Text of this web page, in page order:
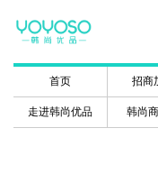
首页 招商
走进韩尚优品 韩尚